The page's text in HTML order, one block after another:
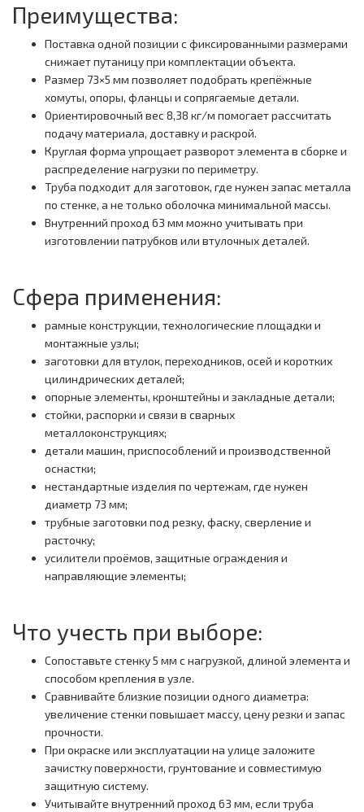
Преимущества:
Поставка одной позиции с фиксированными размерами
снижает путаницу при комплектации объекта.
Размер 73×5 мм позволяет подобрать крепёжные
хомуты, опоры, фланцы и сопрягаемые детали.
Ориентировочный вес 8,38 кг/м помогает рассчитать
подачу материала, доставку и раскрой.
Круглая форма упрощает разворот элемента в сборке и
распределение нагрузки по периметру.
Труба подходит для заготовок, где нужен запас металла
по стенке, а не только оболочка минимальной массы.
Внутренний проход 63 мм можно учитывать при
изготовлении патрубков или втулочных деталей.
Сфера применения:
рамные конструкции, технологические площадки и
монтажные узлы;
заготовки для втулок, переходников, осей и коротких
цилиндрических деталей;
опорные элементы, кронштейны и закладные детали;
стойки, распорки и связи в сварных
металлоконструкциях;
детали машин, приспособлений и производственной
оснастки;
нестандартные изделия по чертежам, где нужен
диаметр 73 мм;
трубные заготовки под резку, фаску, сверление и
расточку;
усилители проёмов, защитные ограждения и
направляющие элементы;
Что учесть при выборе:
Сопоставьте стенку 5 мм с нагрузкой, длиной элемента и
способом крепления в узле.
Сравнивайте близкие позиции одного диаметра:
увеличение стенки повышает массу, цену резки и запас
прочности.
При окраске или эксплуатации на улице заложите
зачистку поверхности, грунтование и совместимую
защитную систему.
Учитывайте внутренний проход 63 мм, если труба